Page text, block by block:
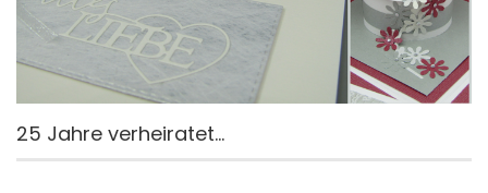
25 Jahre verheiratet...